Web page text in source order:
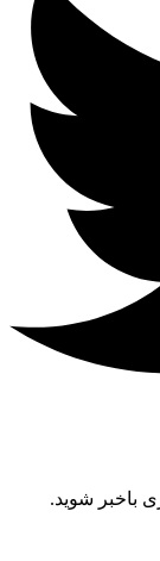
باخبر شوید.